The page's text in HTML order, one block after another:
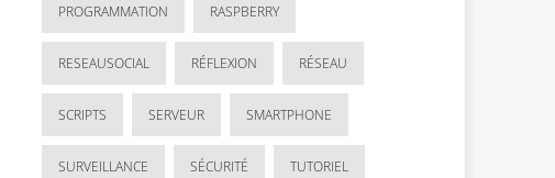
PROGRAMMATION RASPBERRY
RESEAUSOCIAL RÉFLEXION RÉSEAU
SCRIPTS SERVEUR SMARTPHONE
SURVEILLANCE SÉCURITÉ TUTORIEL